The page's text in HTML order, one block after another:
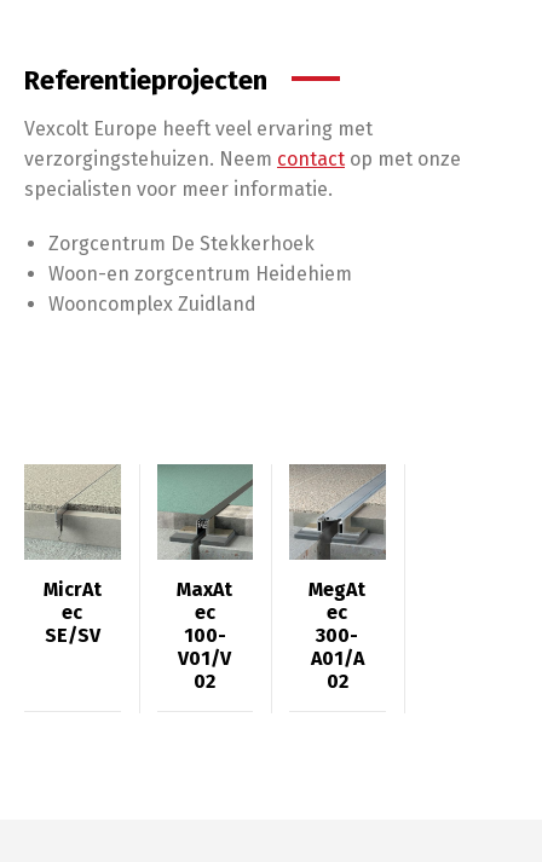
Referentieprojecten
Vexcolt Europe heeft veel ervaring met
verzorgingstehuizen. Neem contact op met onze
specialisten voor meer informatie.
Zorgcentrum De Stekkerhoek
Woon-en zorgcentrum Heidehiem
Wooncomplex Zuidland
MicrAt
ec
SE/SV
MaxAt
ec
100-
V01/V
02
MegAt
ec
300-
A01/A
02